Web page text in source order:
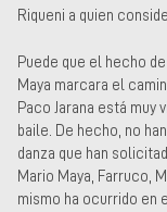
Riqueni a quien
Puede que el hecho
Maya marcara el
Paco Jarana está muy
baile. De hecho, no
danza que han
Mario Maya, Farruco,
mismo ha ocurrido en